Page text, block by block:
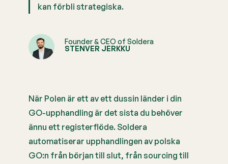
kan förbli strategiska.
Founder & CEO of Soldera
STENVER JERKKU
När Polen är ett av ett dussin länder i din
GO-upphandling är det sista du behöver
ännu ett registerflöde. Soldera
automatiserar upphandlingen av polska
GO:n från början till slut, från sourcing till